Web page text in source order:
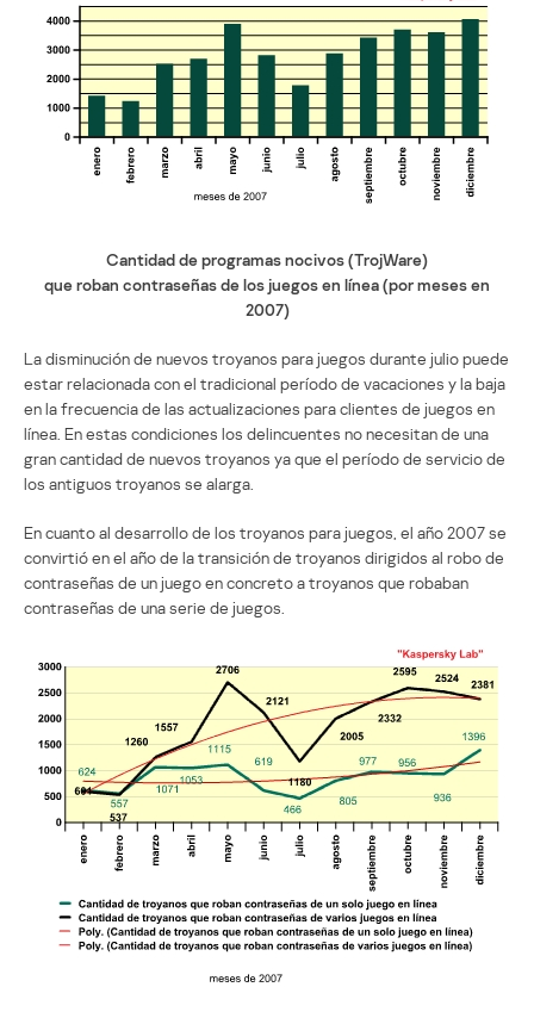
Cantidad de programas nocivos (TrojWare)
que roban contraseñas de los juegos en línea (por meses en
2007)
La disminución de nuevos troyanos para juegos durante julio puede
estar relacionada con el tradicional período de vacaciones y la baja
en la frecuencia de las actualizaciones para clientes de juegos en
línea. En estas condiciones los delincuentes no necesitan de una
gran cantidad de nuevos troyanos ya que el período de servicio de
los antiguos troyanos se alarga.
En cuanto al desarrollo de los troyanos para juegos, el año 2007 se
convirtió en el año de la transición de troyanos dirigidos al robo de
contraseñas de un juego en concreto a troyanos que robaban
contraseñas de una serie de juegos.